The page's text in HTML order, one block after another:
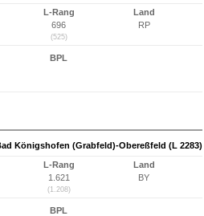
L-Rang
696
(525)
Land
RP
BPL
Königshofen (Grabfeld)-Obereßfeld (L 2283)
L-Rang
1.621
(1.208)
Land
BY
BPL